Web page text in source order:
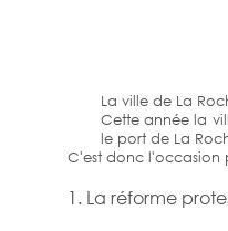
La ville de La
Cette année la
le port de La
C'est donc l'occasion
1. La réforme